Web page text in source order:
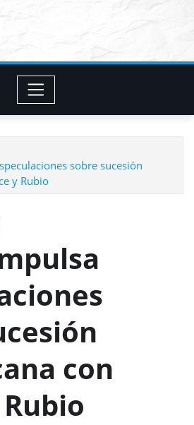
sobre sucesión
y Rubio
con